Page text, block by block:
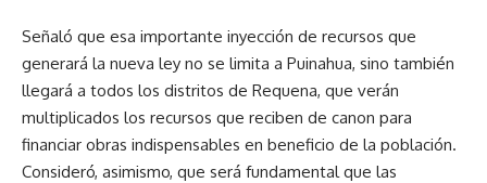
Señaló que esa importante inyección de recursos que
generará la nueva ley no se limita a Puinahua, sino también
llegará a todos los distritos de Requena, que verán
multiplicados los recursos que reciben de canon para
financiar obras indispensables en beneficio de la población.
Consideró, asimismo, que será fundamental que las